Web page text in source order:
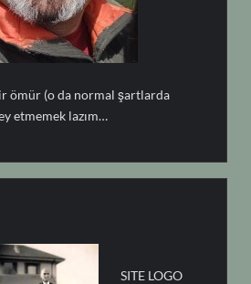
ömür (o da normal şartlarda
etmemek lazım…
SITE LOGO